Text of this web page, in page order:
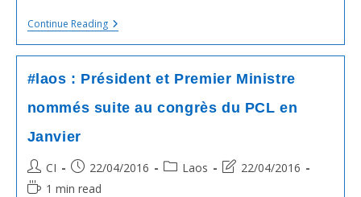
Continue Reading#laos
#chine
:
Vorachit
Rend
Visite
À
#laos : Président et Premier Ministre
nommés suite au congrès du PCL en
Janvier
Post
author:
CI
Post
published:
22/04/2016
PostLaos
Post22/04/2016
Reading1 min read